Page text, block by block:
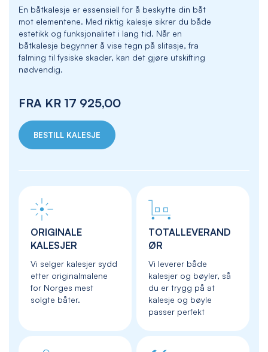
En båtkalesje er essensiell for å beskytte din båt
mot elementene. Med riktig kalesje sikrer du både
estetikk og funksjonalitet i lang tid. Når en
båtkalesje begynner å vise tegn på slitasje, fra
falming til fysiske skader, kan det gjøre utskifting
nødvendig.
FRA KR 17 925,00
BESTILL KALESJE
ORIGINALE
KALESJER
Vi selger kalesjer sydd
etter originalmalene
for Norges mest
solgte båter.
TOTALLEVERAND
ØR
Vi leverer både
kalesjer og bøyler, så
du er trygg på at
kalesje og bøyle
passer perfekt
the
images
gallery